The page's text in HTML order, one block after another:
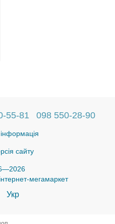
55-81 098 550-28-90
сайту
мегамаркет
Укр